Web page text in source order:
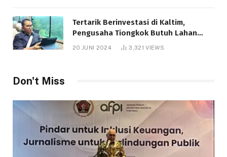
Tertarik Berinvestasi di Kaltim,
Pengusaha Tiongkok Butuh Lahan
1.000 Hektare
20 JUNI 2024 3,321VIEWS
Don't Miss